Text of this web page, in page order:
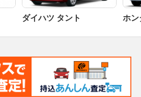
ダイハツ タント ホン